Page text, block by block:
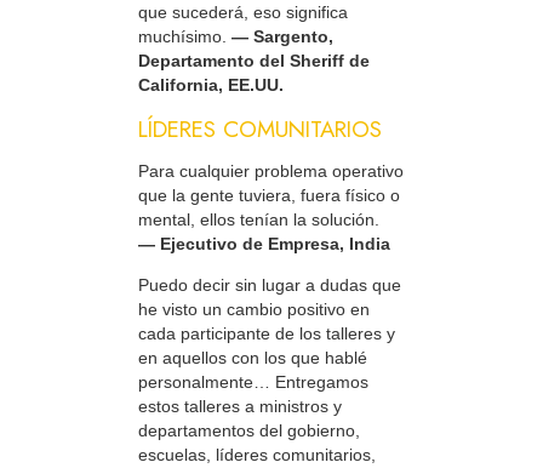
que sucederá, eso significa
muchísimo. — Sargento,
Departamento del Sheriff de
California, EE.UU.
LÍDERES COMUNITARIOS
Para cualquier problema operativo
que la gente tuviera, fuera físico o
mental, ellos tenían la solución.
— Ejecutivo de Empresa, India
Puedo decir sin lugar a dudas que
he visto un cambio positivo en
cada participante de los talleres y
en aquellos con los que hablé
personalmente… Entregamos
estos talleres a ministros y
departamentos del gobierno,
escuelas, líderes comunitarios,